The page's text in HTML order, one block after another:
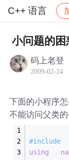
C++ 语言
社区 C++
小问题的
码上老登
2009-02-24
下面的小程序
不能访问父类
#include
using